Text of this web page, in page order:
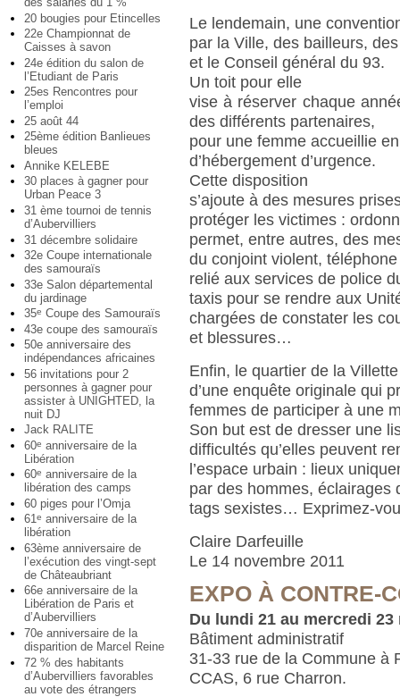
20 bougies pour Etincelles
22e Championnat de
Caisses à savon
24e édition du salon de
l’Etudiant de Paris
25es Rencontres pour
l’emploi
25 août 44
25ème édition Banlieues
bleues
Annike KELEBE
30 places à gagner pour
Urban Peace 3
31 ème tournoi de tennis
d’Aubervilliers
31 décembre solidaire
32e Coupe internationale
des samouraïs
33e Salon départemental
du jardinage
35e Coupe des Samouraïs
43e coupe des samouraïs
50e anniversaire des
indépendances africaines
56 invitations pour 2
personnes à gagner pour
assister à UNIGHTED, la
nuit DJ
Jack RALITE
60e anniversaire de la
Libération
60e anniversaire de la
libération des camps
60 piges pour l’Omja
61e anniversaire de la
libération
63ème anniversaire de
l’exécution des vingt-sept
de Châteaubriant
66e anniversaire de la
Libération de Paris et
d’Aubervilliers
70e anniversaire de la
disparition de Marcel Reine
72 % des habitants
d’Aubervilliers favorables
au vote des étrangers
Le lendemain, une
par la Ville, des bailleurs,
et le Conseil général du 93.
Un toit pour elle
vise à réserver chaque
des différents partenaires,
pour une femme accueillie
d’hébergement d’urgence.
Cette disposition
s’ajoute à des mesures
protéger les victimes :
permet, entre autres, des
du conjoint violent,
relié aux services de police
taxis pour se rendre aux
chargées de constater les
et blessures…
Enfin, le quartier de la
d’une enquête originale qui
femmes de participer à une
Son but est de dresser une
difficultés qu’elles peuvent
l’espace urbain : lieux
par des hommes, éclairages
tags sexistes… Exprimez-
Claire Darfeuille
Le 14 novembre 2011
EXPO À CONTRE-
Du lundi 21 au mercredi 23
Bâtiment administratif
31-33 rue de la Commune à
CCAS, 6 rue Charron.